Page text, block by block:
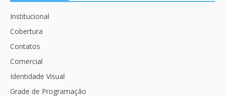
Institucional
Cobertura
Contatos
Comercial
Identidade Visual
Grade de Programação